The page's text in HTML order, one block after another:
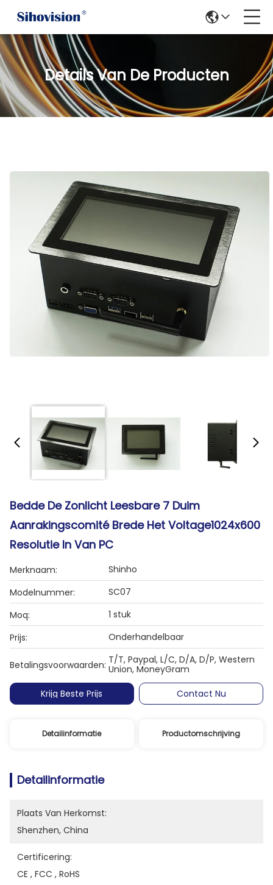
Details Van De Producten
Bedde De Zonlicht Leesbare 7 Duim
Aanrakingscomité Brede Het Voltage1024x600
Resolutie In Van PC
Merknaam:
Shinho
Modelnummer:
SC07
Moq:
1 stuk
Prijs:
Onderhandelbaar
Betalingsvoorwaarden: T/T, Paypal, L/C, D/A, D/P, Western
Union, MoneyGram
Krijg Beste Prijs
Contact Nu
Detailinformatie Productomschrijving
Detailinformatie
Plaats Van Herkomst:
Shenzhen, China
Certificering:
CE , FCC , RoHS